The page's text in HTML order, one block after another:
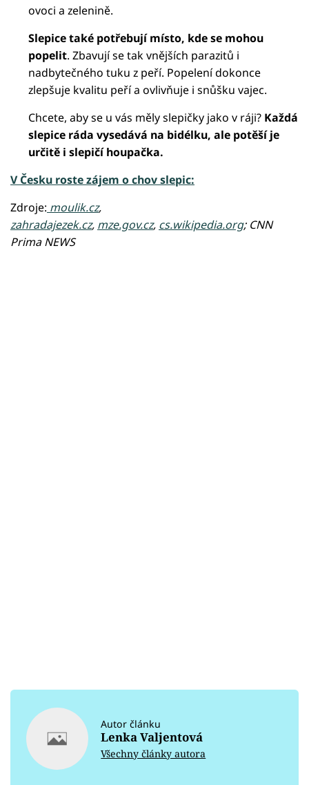
ovoci a zelenině.
Slepice také potřebují místo, kde se mohou
popelit. Zbavují se tak vnějších parazitů i
nadbytečného tuku z peří. Popelení dokonce
zlepšuje kvalitu peří a ovlivňuje i snůšku vajec.
Chcete, aby se u vás měly slepičky jako v ráji? Každá
slepice ráda vysedává na bidélku, ale potěší je
určitě i slepičí houpačka.
V Česku roste zájem o chov slepic:
Zdroje: moulik.cz,
zahradajezek.cz, mze.gov.cz, cs.wikipedia.org; CNN
Prima NEWS
Autor článku
Lenka Valjentová
Všechny články autora